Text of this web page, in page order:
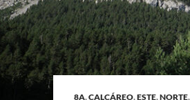
8A,CALCÁREO,ESTE,NORTE,